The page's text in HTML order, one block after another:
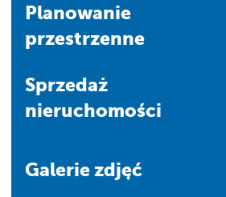
Planowanie
przestrzenne
Sprzedaż
nieruchomości
Galerie zdjęć